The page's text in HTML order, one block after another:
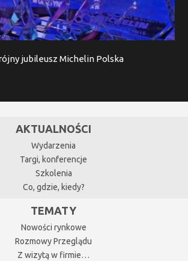
jubileusz Michelin Polska
AKTUALNOŚCI
Wydarzenia
Targi, konferencje
Szkolenia
Co, gdzie, kiedy?
TEMATY
Nowości rynkowe
Rozmowy Przeglądu
Z wizytą w firmie…